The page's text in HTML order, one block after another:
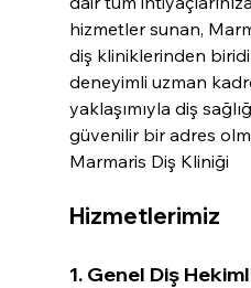
hizmetler sunan,
diş kliniklerinden
deneyimli uzman
yaklaşımıyla diş
güvenilir bir adres
Marmaris Diş Kliniği
Hizmetlerimiz
1. Genel Diş